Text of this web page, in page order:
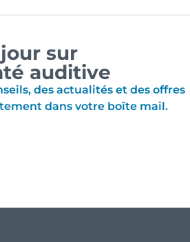
sur
auditive
des actualités et des offres
dans votre boîte mail.